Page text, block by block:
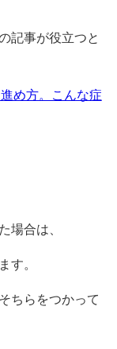
記事が役立つと
め方。こんな症
場合は、
す。
ちらをつかって